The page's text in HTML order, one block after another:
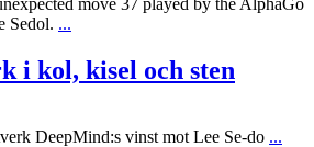
move 37 played by the AlphaGo
Sedol. ...
i kol, kisel och sten
DeepMind:s vinst mot Lee Se-do ...